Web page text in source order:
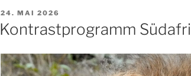
VERÖFFENTLICHT
AM
24. MAI 2026
Kontrastprogramm